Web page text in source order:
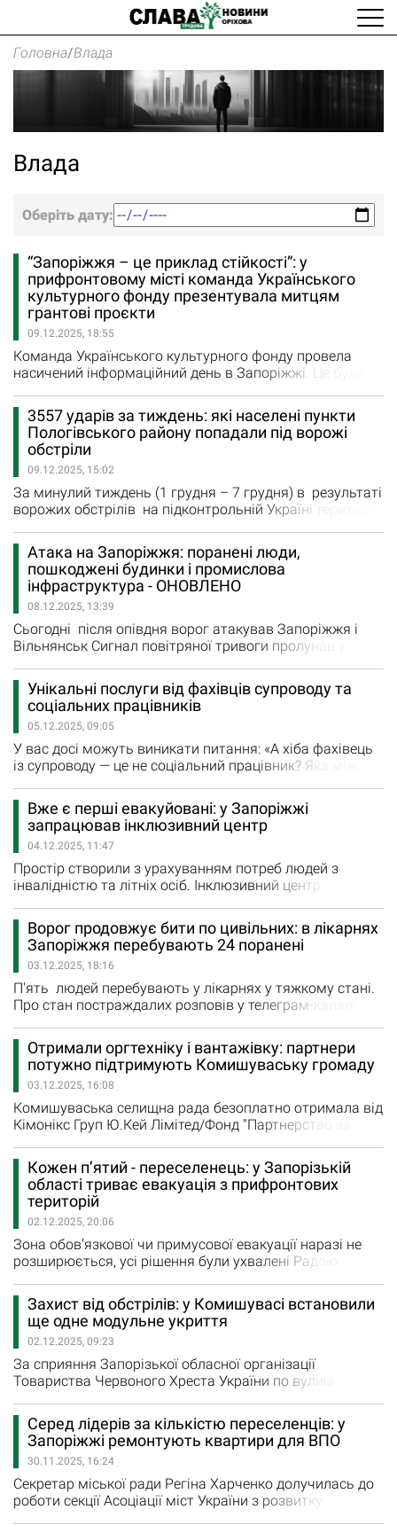
Головна/Влада
Влада
Оберіть дату:
“Запоріжжя – це приклад стійкості”: у
прифронтовому місті команда Українського
культурного фонду презентувала митцям
грантові проєкти
09.12.2025, 18:55
Команда Українського культурного фонду провела
насичений інформаційний день в Запоріжжі. Це були,
митцями Запорізького краю, підсумки реалізації
культурних проєктів в регіоні, воркшоп для культурних
діячів щодо участі в грантових програмах. Навесні
2025 року Український культурний фонд та Запорізька
облдержадміністрація…
3557 ударів за тиждень: які населені пункти
Пологівського району попадали під ворожі
обстріли
09.12.2025, 15:02
За минулий тиждень (1 грудня – 7 грудня) в результаті
ворожих обстрілів на підконтрольній Україні території
отримали поранення. Як інформує Пологівська
районна військова адміністрація, ворожі війська
продовжують руйнувати житлові будинки, споруди,
інфраструктуру державної, комунальної та приватної
власності.…
Атака на Запоріжжя: поранені люди,
пошкоджені будинки і промислова
інфраструктура - ОНОВЛЕНО
08.12.2025, 13:39
Сьогодні після опівдня ворог атакував Запоріжжя і
Вільнянськ Сигнал повітряної тривоги пролунав у
почули кілька гучних вибухів. Як повідомив начальник
Запорізької обласної військової адміністрації Іван
Федоров, один із ударів був по промисловій
інфраструктурі Запоріжжя, другий - по одному із
населених…
Унікальні послуги від фахівців супроводу та
соціальних працівників
05.12.2025, 09:05
У вас досі можуть виникати питання: «А хіба фахівець
із супроводу — це не соціальний працівник? Яка між
ототожнюють, бо у них є як спільна зона дії. Так само
як і свої унікальні послуги. Робота фахівців із
супроводу спрямована на ветеранів, ветеранок та
членів їхніх родин. Фахівці допомагають
консультувати…
Вже є перші евакуйовані: у Запоріжжі
запрацював інклюзивний центр
04.12.2025, 11:47
Простір створили з урахуванням потреб людей з
інвалідністю та літніх осіб. Інклюзивний центр
евакуюватися з прифронтових територій, а також для
містян, що постраждали внаслідок ворожих обстрілів.
Про новий простір повідомляє пресслужба Запорізької
ОДА. Наразі в інклюзивному центрі вже є перші
евакуйовані – Сергій…
Ворог продовжує бити по цивільних: в лікарнях
Запоріжжя перебувають 24 поранені
03.12.2025, 18:16
П'ять людей перебувають у лікарнях у тяжкому стані.
Про стан постраждалих розповів у телеграм-каналі
Іван Федоров. "Найважчі випадки - після масованих
ударів по Запоріжжю 25 листопада - 80-річна жінка та
66-річний чоловік. Чоловік спершу відмовився від
допомоги, але стан різко погіршився - його
госпіталізували…
Отримали оргтехніку і вантажівку: партнери
потужно підтримують Комишуваську громаду
03.12.2025, 16:08
Комишуваська селищна рада безоплатно отримала від
Кімонікс Груп Ю.Кей Лімітед/Фонд "Партнерство за
кількості 15 штук, а також іншу оргтехніку:
багатофункціональні пристрої, картриджі, мобільні Wi-
Fi роутери. Як повідомляється у телеграм-каналі
селищної ради, техніка буде використовуватися в
адміністративних…
Кожен п’ятий - переселенець: у Запорізькій
області триває евакуація з прифронтових
територій
02.12.2025, 20:06
Зона обов’язкової чи примусової евакуації наразі не
розширюється, усі рішення були ухвалені Радою
Запорізької обласної державної адміністрації Іван
Федоров повідомив в етері телеканалу "Інтер". "За
листопад евакуйовано понад 1800 людей із
Запорізького, Пологівського та Васильівського
районів.…
Захист від обстрілів: у Комишувасі встановили
ще одне модульне укриття
02.12.2025, 09:23
За сприяння Запорізької обласної організації
Товариства Червоного Хреста України по вулиці
одне модульне укриття .Як повідомляє Комишуваська
селищна рада, встановлення стало можливим завдяки
плідній співпраці з цією організацією. "Укриття
розраховане на одночасне перебування десяти-
п’ятнадцяти осіб і…
Серед лідерів за кількістю переселенців: у
Запоріжжі ремонтують квартири для ВПО
30.11.2025, 16:24
Секретар міської ради Регіна Харченко долучилась до
роботи секції Асоціації міст України з розвитку